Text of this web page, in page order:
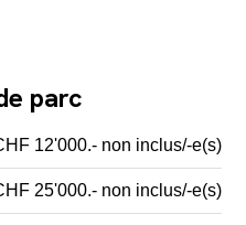
parc
12'000.- non inclus/-e(s)
25'000.- non inclus/-e(s)